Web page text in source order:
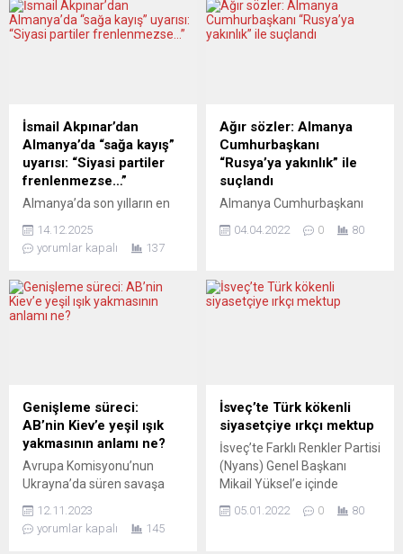
göre sınırdaki durum şu ana
kadar değişmedi. Putin’in
başarısı olarak görürken,
diğerleri bunun yalnızca bir
Bozdurgut, bu akşam
tgmn’nin canlı yayınında ışığı
Bülent Bayraktar’ın saat
20’den itibaren sorularını
yanıtlayacak olan Mustafa
Bozdurgut, Avrupa’daki
Türkçe gazetelerin dünü,
bugünü...
İsmail Akpınar’dan
Almanya’da “sağa kayış”
uyarısı: “Siyasi partiler
frenlenmezse…”
Almanya’da son yılların en
kavramlarından biri olan
“Rechtsruck” (Sağa Kayış),
siyasi analist İsmail Akpınar
tarafından kapsamlı bir
kullanılan bu kavramın
büyük ölçüde hatalı
yorumlandığını ortaya
koyuyor. Analiz, Akpınar
tarafından Almanca olarak
steady.page/de/perspectiv...
14.12.2025
yorumlar kapalı
137
Ağır sözler: Almanya
Cumhurbaşkanı
“Rusya’ya yakınlık” ile
suçlandı
Almanya Cumhurbaşkanı
eleştiren Ukrayna’nın Berlin
bağlantılarını “örümcek ağı”
gibi ördüğünü ileri savundu.
“Rusya’ya ileri derecede
yakın olmakla” suçladı.
Pazar günü yayımlanan
Tagesspiegel gazetesine
açıklamalarda bulunan
Melnik, “Steinmeier
için Rusya ile ilişkiler her
04.04.2022 0 80
Genişleme süreci:
AB’nin Kiev’e yeşil ışık
yakmasının anlamı ne?
Avrupa Komisyonu’nun
Ukrayna’da süren savaşa
müzakerelerinin
başlatılması tavsiyesinde
12.11.2023
yorumlar kapalı
145
İsveç’te Türk kökenli
siyasetçiye ırkçı mektup
İsveç’te Farklı Renkler Partisi
(Nyans) Genel Başkanı
Mikail Yüksel’e içinde
yazan mektup gönderildi.
05.01.2022 0 80